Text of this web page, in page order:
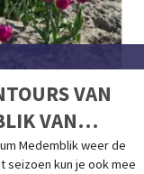
VAN
VAN
Medemblik weer de
seizoen kun je ook mee